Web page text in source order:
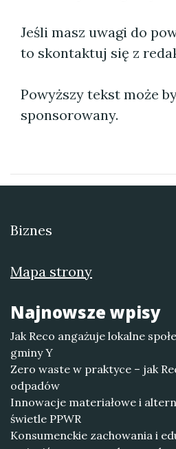
Jeśli masz uwagi do
to skontaktuj się z
Powyższy tekst może
sponsorowany.
Biznes
Mapa strony
Najnowsze wpisy
Jak Reco angażuje lokalne
gminy Y
Zero waste w praktyce – jak
odpadów
Innowacje materiałowe i
świetle PPWR
Konsumenckie zachowania i